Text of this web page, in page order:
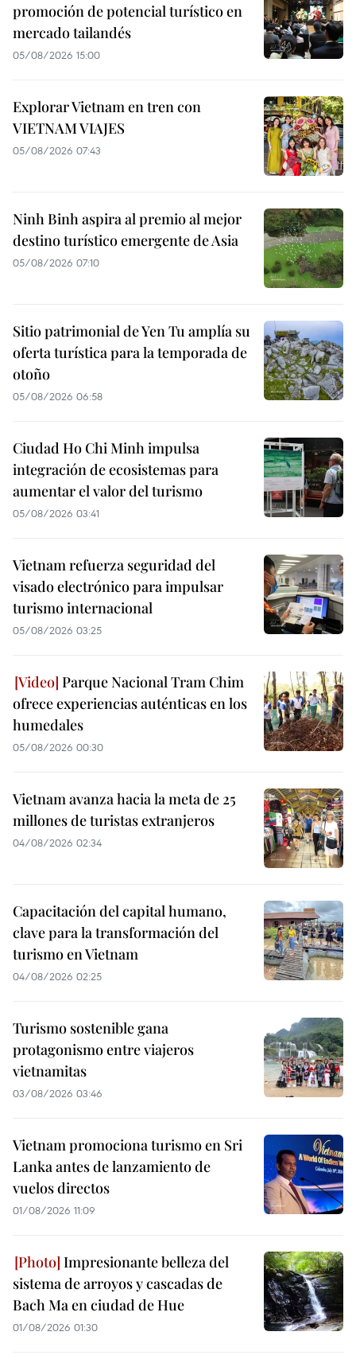
promoción de potencial turístico en
mercado tailandés
05/08/2026 15:00
Explorar Vietnam en tren con
VIETNAM VIAJES
05/08/2026 07:43
Ninh Binh aspira al premio al mejor
destino turístico emergente de Asia
05/08/2026 07:10
Sitio patrimonial de Yen Tu amplía su
oferta turística para la temporada de
otoño
05/08/2026 06:58
Ciudad Ho Chi Minh impulsa
integración de ecosistemas para
aumentar el valor del turismo
05/08/2026 03:41
Vietnam refuerza seguridad del
visado electrónico para impulsar
turismo internacional
05/08/2026 03:25
Parque Nacional Tram Chim
ofrece experiencias auténticas en los
humedales
05/08/2026 00:30
Vietnam avanza hacia la meta de 25
millones de turistas extranjeros
04/08/2026 02:34
Capacitación del capital humano,
clave para la transformación del
turismo en Vietnam
04/08/2026 02:25
Turismo sostenible gana
protagonismo entre viajeros
vietnamitas
03/08/2026 03:46
Vietnam promociona turismo en Sri
Lanka antes de lanzamiento de
vuelos directos
01/08/2026 11:09
Impresionante belleza del
sistema de arroyos y cascadas de
Bach Ma en ciudad de Hue
01/08/2026 01:30